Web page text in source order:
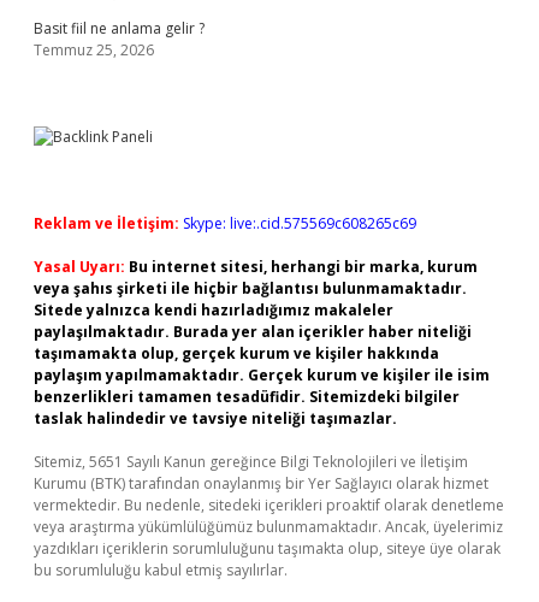
Basit fiil ne anlama gelir ?
Temmuz 25, 2026
Reklam ve İletişim: Skype: live:.cid.575569c608265c69
Yasal Uyarı: Bu internet sitesi, herhangi bir marka, kurum
veya şahıs şirketi ile hiçbir bağlantısı bulunmamaktadır.
Sitede yalnızca kendi hazırladığımız makaleler
paylaşılmaktadır. Burada yer alan içerikler haber niteliği
taşımamakta olup, gerçek kurum ve kişiler hakkında
paylaşım yapılmamaktadır. Gerçek kurum ve kişiler ile isim
benzerlikleri tamamen tesadüfidir. Sitemizdeki bilgiler
taslak halindedir ve tavsiye niteliği taşımazlar.
Sitemiz, 5651 Sayılı Kanun gereğince Bilgi Teknolojileri ve İletişim
Kurumu (BTK) tarafından onaylanmış bir Yer Sağlayıcı olarak hizmet
vermektedir. Bu nedenle, sitedeki içerikleri proaktif olarak denetleme
veya araştırma yükümlülüğümüz bulunmamaktadır. Ancak, üyelerimiz
yazdıkları içeriklerin sorumluluğunu taşımakta olup, siteye üye olarak
bu sorumluluğu kabul etmiş sayılırlar.